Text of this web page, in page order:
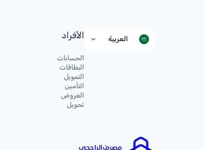
العربية الأفراد
الحسابات
البطاقات
التمويل
التأمين
العروض
تحويل